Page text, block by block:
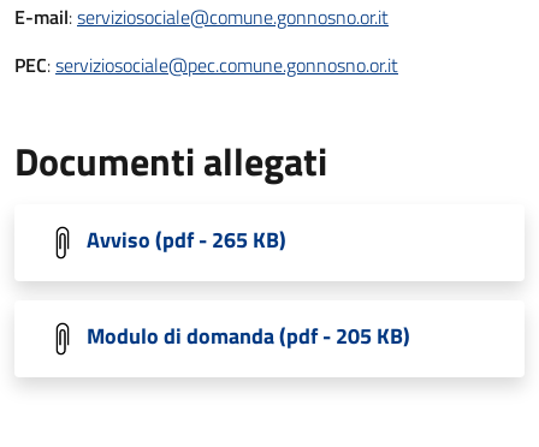
E-mail:serviziosociale@comune.gonnosno.or.it
PEC:serviziosociale@pec.comune.gonnosno.or.it
Documenti allegati
Avviso (pdf - 265 KB)
Modulo di domanda (pdf - 205 KB)